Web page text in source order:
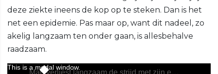
deze ziekte ineens de kop op te steken. Dan is het
net een epidemie. Pas maar op, want dit nadeel, zo
akelig langzaam ten onder gaan, is allesbehalve
raadzaam.